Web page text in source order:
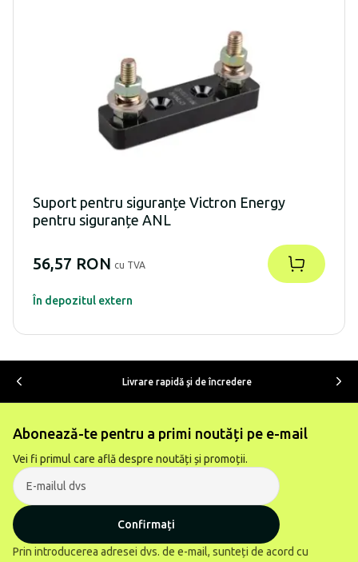
Suport pentru siguranțe Victron Energy
pentru siguranțe ANL
56,57 RON cu TVA
În depozitul extern
Livrare rapidă şi de încredere
Abonează-te pentru a primi noutăți pe e-mail
Vei fi primul care află despre noutăți și promoții.
Confirmați
Prin introducerea adresei dvs. de e-mail, sunteți de acord cu